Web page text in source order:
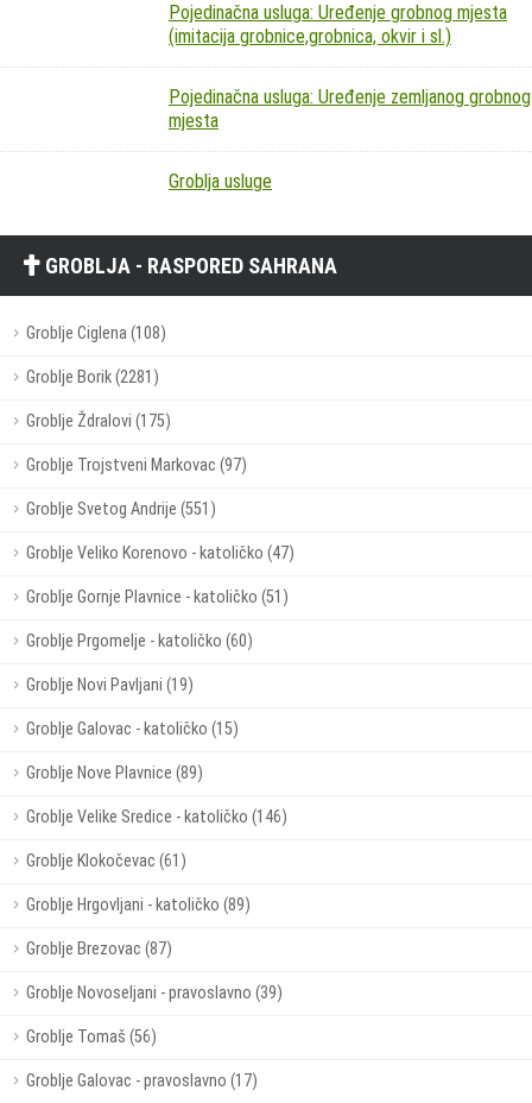
Pojedinačna usluga: Uređenje grobnog mjesta
(imitacija grobnice,grobnica, okvir i sl.)
Pojedinačna usluga: Uređenje zemljanog grobnog
mjesta
Groblja usluge
GROBLJA - RASPORED SAHRANA
Groblje Ciglena (108)
Groblje Borik (2281)
Groblje Ždralovi (175)
Groblje Trojstveni Markovac (97)
Groblje Svetog Andrije (551)
Groblje Veliko Korenovo - katoličko (47)
Groblje Gornje Plavnice - katoličko (51)
Groblje Prgomelje - katoličko (60)
Groblje Novi Pavljani (19)
Groblje Galovac - katoličko (15)
Groblje Nove Plavnice (89)
Groblje Velike Sredice - katoličko (146)
Groblje Klokočevac (61)
Groblje Hrgovljani - katoličko (89)
Groblje Brezovac (87)
Groblje Novoseljani - pravoslavno (39)
Groblje Tomaš (56)
Groblje Galovac - pravoslavno (17)